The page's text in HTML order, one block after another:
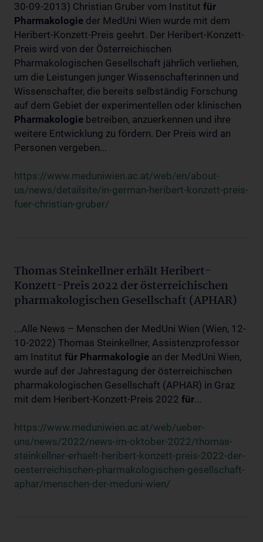
30-09-2013) Christian Gruber vom Institut für
Pharmakologie der MedUni Wien wurde mit dem
Heribert-Konzett-Preis geehrt. Der Heribert-Konzett-
Preis wird von der Österreichischen
Pharmakologischen Gesellschaft jährlich verliehen,
um die Leistungen junger Wissenschafterinnen und
Wissenschafter, die bereits selbständig Forschung
auf dem Gebiet der experimentellen oder klinischen
Pharmakologie betreiben, anzuerkennen und ihre
weitere Entwicklung zu fördern. Der Preis wird an
Personen vergeben...
https://www.meduniwien.ac.at/web/en/about-
us/news/detailsite/in-german-heribert-konzett-preis-
fuer-christian-gruber/
Thomas Steinkellner erhält Heribert-
Konzett-Preis 2022 der österreichischen
pharmakologischen Gesellschaft (APHAR)
...Alle News – Menschen der MedUni Wien (Wien, 12-
10-2022) Thomas Steinkellner, Assistenzprofessor
am Institut für Pharmakologie an der MedUni Wien,
wurde auf der Jahrestagung der österreichischen
pharmakologischen Gesellschaft (APHAR) in Graz
mit dem Heribert-Konzett-Preis 2022 für...
https://www.meduniwien.ac.at/web/ueber-
uns/news/2022/news-im-oktober-2022/thomas-
steinkellner-erhaelt-heribert-konzett-preis-2022-der-
oesterreichischen-pharmakologischen-gesellschaft-
aphar/menschen-der-meduni-wien/